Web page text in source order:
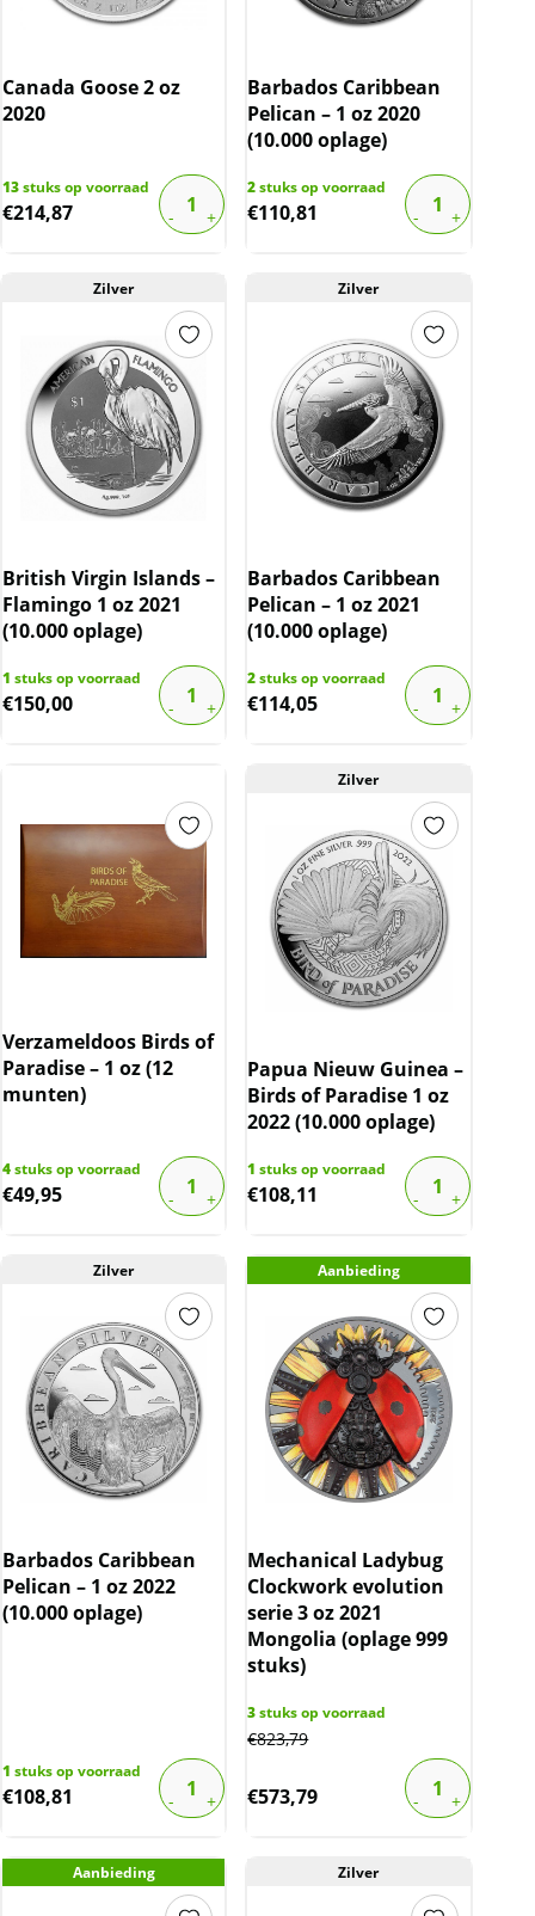
Canada Goose 2 oz
2020
13stuks op voorraad
€214,87
Barbados Caribbean
Pelican – 1 oz 2020
(10.000 oplage)
2stuks op voorraad
€110,81
Zilver
British Virgin Islands –
Flamingo 1 oz 2021
(10.000 oplage)
1 stuks op voorraad
€150,00
Zilver
Barbados Caribbean
Pelican – 1 oz 2021
(10.000 oplage)
2stuks op voorraad
€114,05
Verzameldoos Birds of
Paradise – 1 oz (12
munten)
4stuks op voorraad
€49,95
Zilver
Papua Nieuw Guinea –
Birds of Paradise 1 oz
2022 (10.000 oplage)
1 stuks op voorraad
€108,11
Zilver
Barbados Caribbean
Pelican – 1 oz 2022
(10.000 oplage)
1 stuks op voorraad
€108,81
Aanbieding
Mechanical Ladybug
Clockwork evolution
serie 3 oz 2021
Mongolia (oplage 999
stuks)
3stuks op voorraad
€823,79
€573,79
Aanbieding Zilver